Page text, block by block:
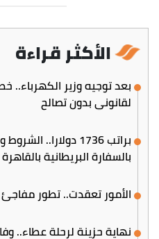
الأكثر قراءة
بعد توجيه وزير الكهرباء..
لقانوني بدون تصالح
براتب 1736
بالسفارة البريطانية بالقاهرة
الأمور تعقدت.. تطور مفاجئ
نهاية حزينة لرحلة عطاء..